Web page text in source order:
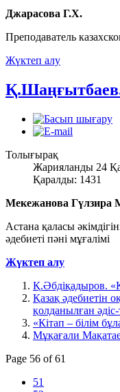
Джарасова Г.Х.
Преподаватель
Жүктеп алу
Толығырақ
Жарияланды 24
Қаралды: 1431
Мекежанова Гүлзира
Астана қаласы
әдебиеті пәні мұғалімі
Жүктеп алу
Қ.Әбдіқадыров.
Қазақ әдебиетін
қолданылған әдіс-
«Кітап – білім
Мұқағали
Page 56 of 61
51